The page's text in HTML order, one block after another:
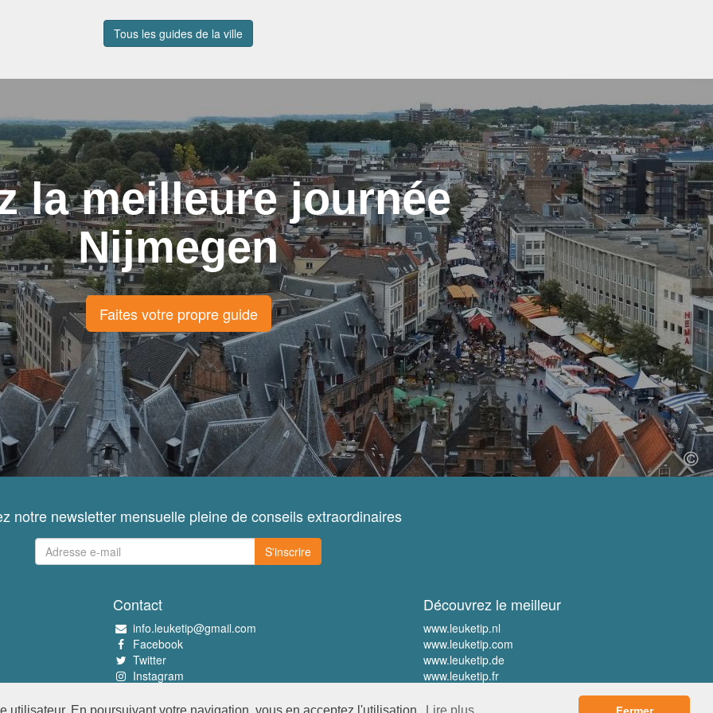
Tous les guides de la ville
la meilleure journée
Nijmegen
Faites votre propre guide
notre newsletter mensuelle pleine de conseils extraordinaires
S'inscrire
Contact
info.leuketip@gmail.com
Facebook
Twitter
Instagram
Découvrez le meilleur
www.leuketip.nl
www.leuketip.com
www.leuketip.de
www.leuketip.fr